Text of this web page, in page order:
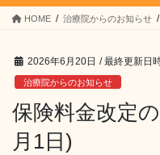
ス
ン
HOME 治療院からのお知らせ
2026年6月20日 / 最終更新日
治療院からのお知らせ
保険料金改定
月1日)